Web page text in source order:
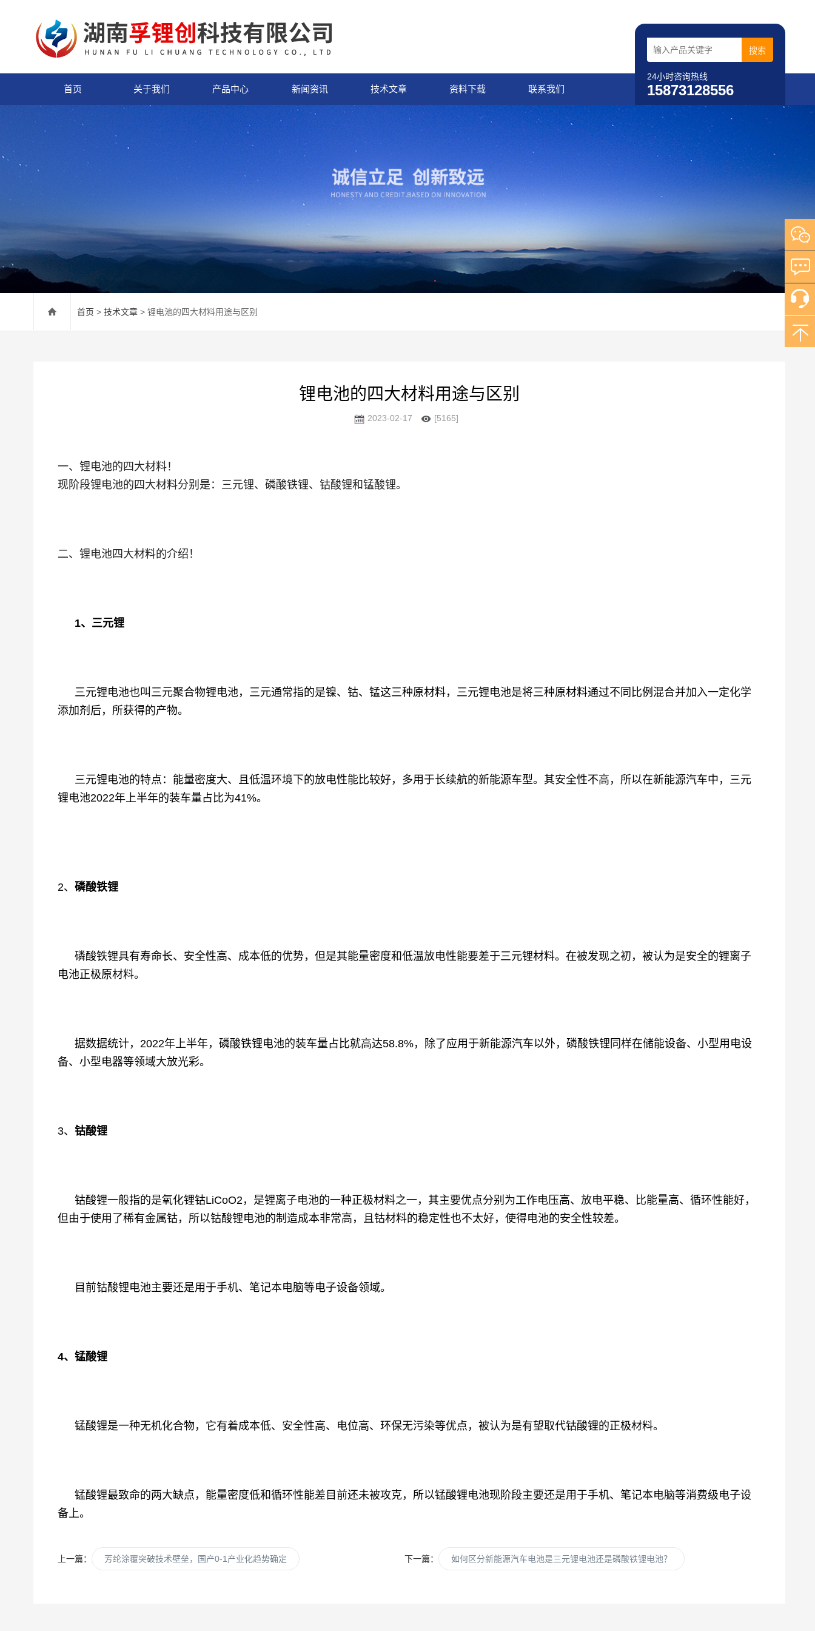
24小时咨询热线
15873128556
首页 关于我们 产品中心 新闻资讯 技术文章 资料下载 联系我们
首页 > 技术文章 > 锂电池的四大材料用途与区别
锂电池的四大材料用途与区别
2023-02-17 [5165]
一、锂电池的四大材料！
现阶段锂电池的四大材料分别是：三元锂、磷酸铁锂、钴酸锂和锰酸锂。
二、锂电池四大材料的介绍！
1、三元锂
三元锂电池也叫三元聚合物锂电池，三元通常指的是镍、钴、锰这三种原材料，三元锂电池是将三种原材料通过不同比例混合并加入一定化学
添加剂后，所获得的产物。
三元锂电池的特点：能量密度大、 且低温环境下的放电性能比较好，多用于长续航的新能源车型。其安全性不高，所以在新能源汽车中，三元
锂电池2022年上半年的装车量占比为41%。
2、 磷酸铁锂
磷酸铁锂具有寿命长、安全性高、成本低的优势，但是其能量密度和低温放电性能要差于三元锂材料。 在被发现之初 ，被认为是安全的锂离子
电池正极原材料。
据数据统计， 2022年上半年，磷酸铁锂电池的装车量占比就高达58.8%，除了应用于新能源汽车以外，磷酸铁锂同样在储能设备、小型用电设
备、小型电器等领域大放光彩。
3、 钴酸锂
钴酸锂一般指的是氧化锂钴LiCoO2，是锂离子电池的一种正极材料之一，其主要优点分别为工作电压高、放电平稳、比能量高、循环性能好，
但由于使用了稀有金属钴，所以钴酸锂电池的制造成本非常高，且钴材料的稳定性也不太好，使得电池的安全性较差。
目前钴酸锂电池主要还是用于手机、笔记本电脑等电子设备领域。
4、锰酸锂
锰酸锂是一种无机化合物， 它有着成本低、安全性高、电位高、环保无污染等优点，被认为是有望取代钴酸锂的正极材料。
锰酸锂最致命的两大缺点，能量密度低和循环性能差目前还未被攻克，所以锰酸锂电池现阶段主要还是用于手机、笔记本电脑等消费级电子设
备上。
上一篇： 芳纶涂覆突破技术壁垒，国产0-1产业化趋势确定 下一篇： 如何区分新能源汽车电池是三元锂电池还是磷酸铁锂电池？